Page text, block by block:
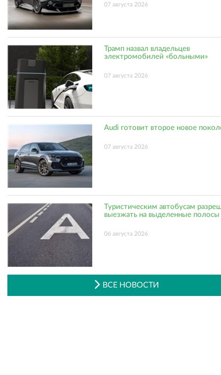
07 августа 2026
Трамп назвал владельцев
электромобилей «больными»
07 августа 2026
Audi готовит второе новое
07 августа 2026
Туристическим автобусам
выезжать на выделенные полосы
06 августа 2026
ВСЕ НОВОСТИ